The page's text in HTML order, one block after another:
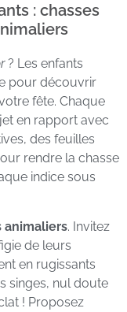
: chasses
? Les enfants
pour découvrir
fête. Chaque
en rapport avec
des feuilles
rendre la chasse
indice sous
animaliers. Invitez
de leurs
en rugissants
singes, nul doute
! Proposez